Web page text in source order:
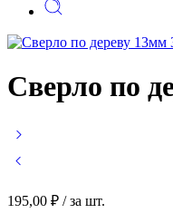
Сверло по
195,00 ₽ / за шт.